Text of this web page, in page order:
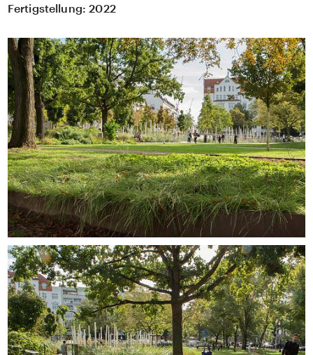
Fertigstellung: 2022